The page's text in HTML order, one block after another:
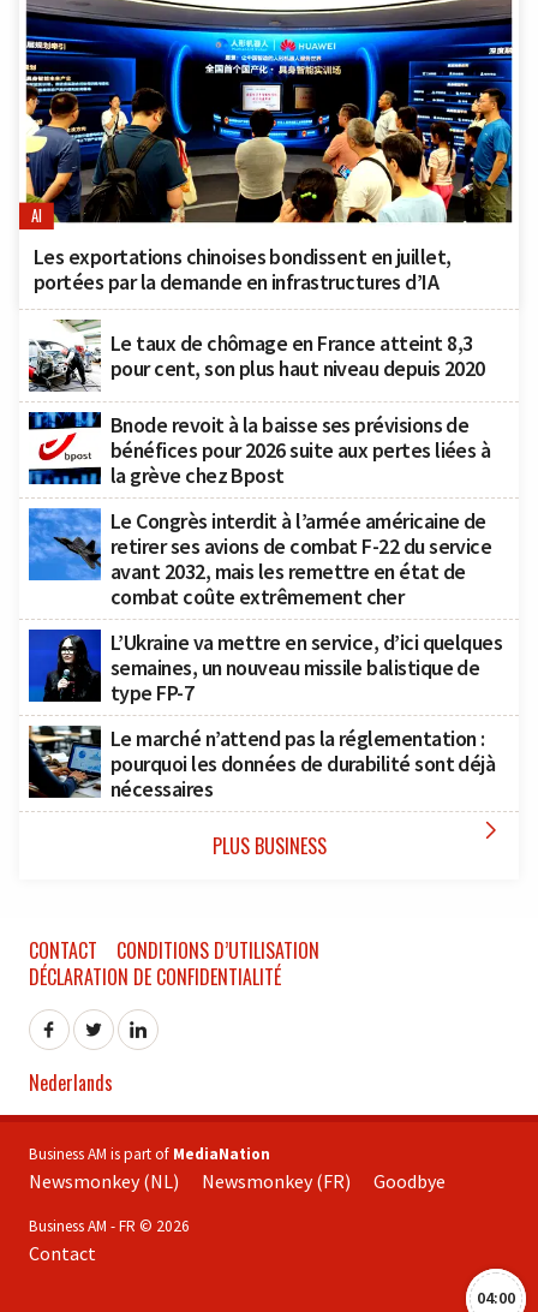
AI
Les exportations chinoises bondissent en juillet,
portées par la demande en infrastructures d’IA
Le taux de chômage en France atteint 8,3
pour cent, son plus haut niveau depuis 2020
Bnode revoit à la baisse ses prévisions de
bénéfices pour 2026 suite aux pertes liées à
la grève chez Bpost
Le Congrès interdit à l’armée américaine de
retirer ses avions de combat F-22 du service
avant 2032, mais les remettre en état de
combat coûte extrêmement cher
L’Ukraine va mettre en service, d’ici quelques
semaines, un nouveau missile balistique de
type FP-7
Le marché n’attend pas la réglementation :
pourquoi les données de durabilité sont déjà
nécessaires
PLUS BUSINESS 
04:00
CONTACT
CONDITIONS D’UTILISATION
DÉCLARATION DE CONFIDENTIALITÉ
Nederlands
Business AM is part of MediaNation
Newsmonkey (NL) Newsmonkey (FR) Goodbye
Business AM - FR © 2026
Contact